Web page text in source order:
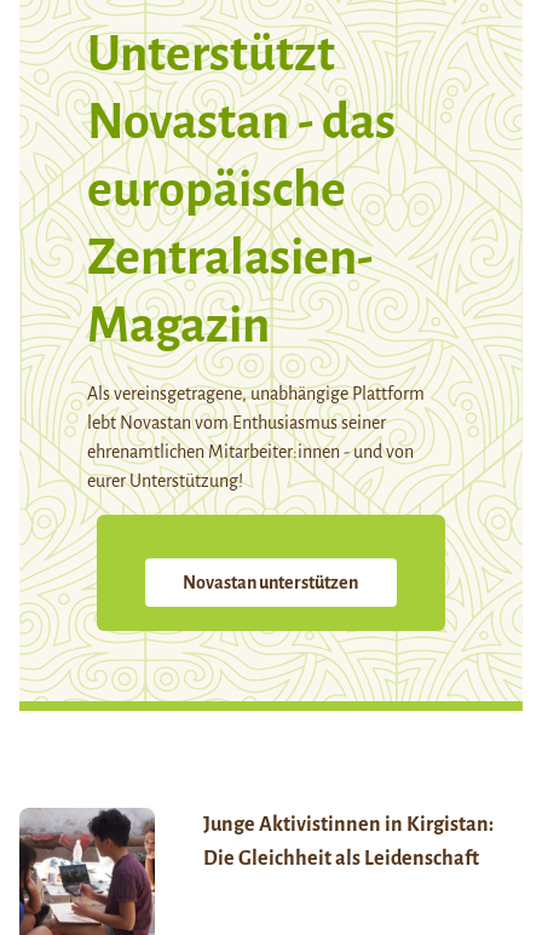
Unterstützt
Novastan - das
europäische
Zentralasien-
Magazin
Als vereinsgetragene, unabhängige Plattform
lebt Novastan vom Enthusiasmus seiner
ehrenamtlichen Mitarbeiter:innen - und von
eurer Unterstützung!
Novastan unterstützen
Junge Aktivistinnen in Kirgistan:
Die Gleichheit als Leidenschaft